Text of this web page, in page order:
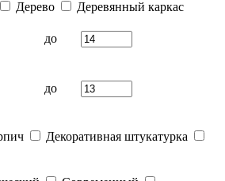
Дерево
Деревянный каркас
до
до
Декоративная штукатурка